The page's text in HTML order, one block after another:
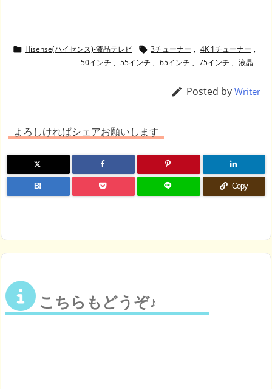
 Hisense(ハイセンス)-液晶テレビ  3チューナー , 4K 1チューナー ,
50インチ , 55インチ , 65インチ , 75インチ , 液晶
 Posted by Writer
よろしければシェアお願いします
B! Copy
こちらもどうぞ♪